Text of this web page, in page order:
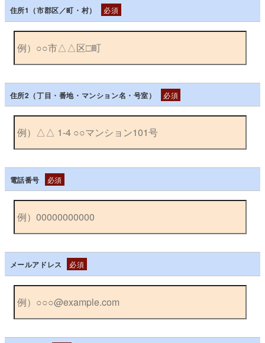
住所1（市郡区／町・村） 必須
住所2（丁目・番地・マンション名・号室） 必須
電話番号 必須
メールアドレス 必須